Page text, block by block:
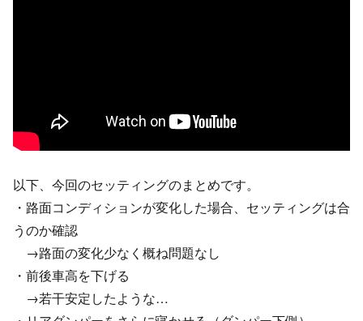
以下、今回のセッティングのまとめです。
・路面コンディションが変化した場合、セッティングは合
うのか確認
→路面の変化少なく概ね問題なし
・前後車高を下げる
→若干安定したような…